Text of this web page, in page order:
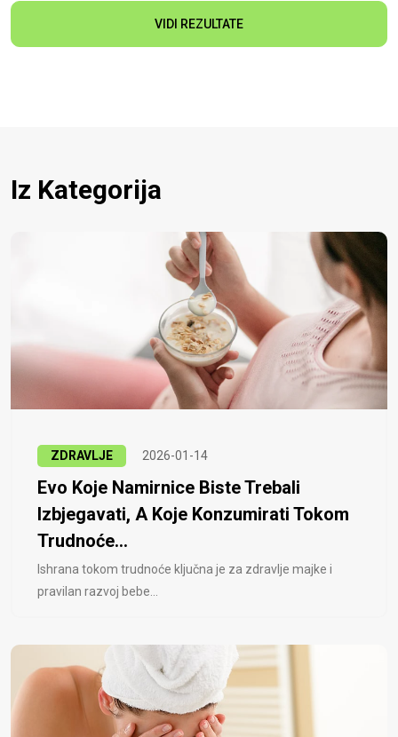
VIDI REZULTATE
Iz Kategorija
ZDRAVLJE 2026-01-14
Evo Koje Namirnice Biste Trebali
Izbjegavati, A Koje Konzumirati Tokom
Trudnoće...
Ishrana tokom trudnoće ključna je za zdravlje majke i
pravilan razvoj bebe...